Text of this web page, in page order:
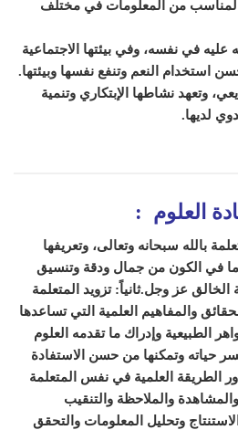
المناسب من المعلومات في مختلف
عليه في نفسه، وفي بيئتها الاجتماعية
استخدام النعم وتنفع نفسها وبيئتها.
وتعهد نشاطها الإبتكاري وتنمية
لديها.
العلوم :
بالله سبحانه وتعالى، وتعريفها
ما في الكون من جمال ودقة وتنسيق
الخالق عز وجل.ثانياً: تزويد المتعلمة
والمفاهيم العلمية التي تساعدها
الطبيعية وإدراك ما تقدمه العلوم
حياته وتمكنها من حسن الاستفادة
الطريقة العلمية في نفس المتعلمة
والملاحظة والتنقيب
وتحليل المعلومات والتحقق